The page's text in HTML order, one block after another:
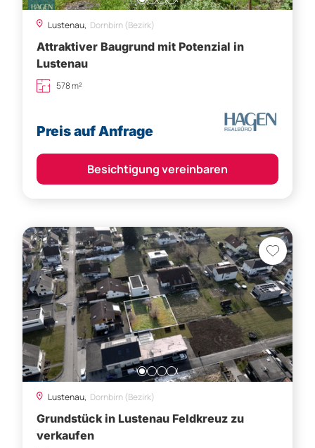
Lustenau, Dornbirn (Bezirk)
Attraktiver Baugrund mit Potenzial in
Lustenau
578 m²
Preis auf Anfrage
Besichtigung vereinbaren
Lustenau, Dornbirn (Bezirk)
Grundstück in Lustenau Feldkreuz zu
verkaufen